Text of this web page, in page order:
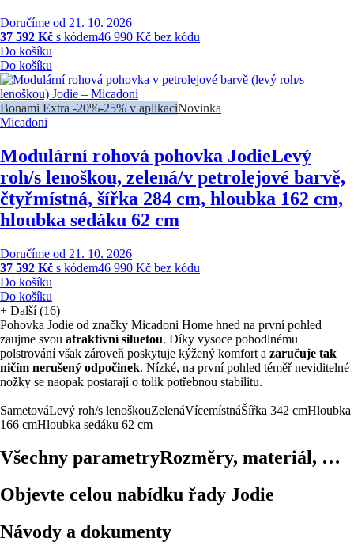
Doručíme od 21. 10. 2026
37 592 Kč s kódem46 990 Kč bez kódu
Do košíku
Do košíku
Bonami Extra -20%-25% v aplikaciNovinka
Micadoni
Modulární rohová pohovka JodieLevý
roh/s lenoškou, zelená/v petrolejové barvě,
čtyřmístná, šířka 284 cm, hloubka 162 cm,
hloubka sedáku 62 cm
Doručíme od 21. 10. 2026
37 592 Kč s kódem46 990 Kč bez kódu
Do košíku
Do košíku
+ Další (16)
Pohovka Jodie od značky Micadoni Home hned na první pohled
zaujme svou atraktivní siluetou. Díky vysoce pohodlnému
polstrování však zároveň poskytuje kýžený komfort a zaručuje tak
ničím nerušený odpočinek. Nízké, na první pohled téměř neviditelné
nožky se naopak postarají o tolik potřebnou stabilitu.
SametováLevý roh/s lenoškouZelenáVícemístnáŠířka 342 cmHloubka
166 cmHloubka sedáku 62 cm
Všechny parametryRozměry, materiál, …
Objevte celou nabídku řady Jodie
Návody a dokumenty